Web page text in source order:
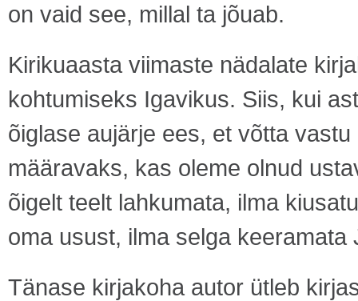
on vaid see, millal ta jõuab.
Kirikuaasta viimaste nädalate
kohtumiseks Igavikus. Siis, kui
õiglase aujärje ees, et võtta
määravaks, kas oleme olnud
õigelt teelt lahkumata, ilma
oma usust, ilma selga keeramata
Tänase kirjakoha autor ütleb